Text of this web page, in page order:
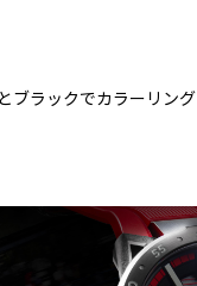
ブラックでカラーリング